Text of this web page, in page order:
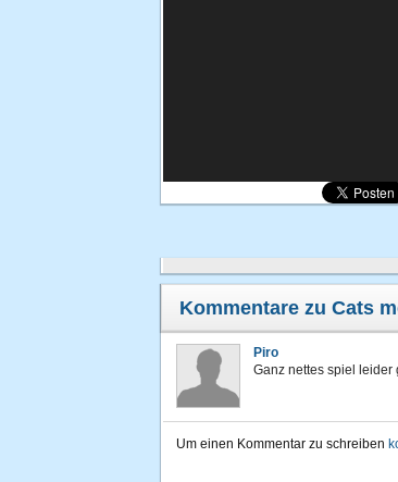
Kommentare zu Cats
Piro
Ganz nettes spiel leider
Um einen Kommentar zu schreiben